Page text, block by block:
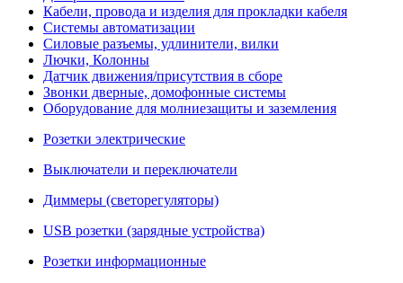
Кабели, провода и изделия для прокладки кабеля
Системы автоматизации
Силовые разъемы, удлинители, вилки
Лючки, Колонны
Датчик движения/присутствия в сборе
Звонки дверные, домофонные системы
Оборудование для молниезащиты и заземления
Розетки электрические
Выключатели и переключатели
Диммеры (светорегуляторы)
USB розетки (зарядные устройства)
Розетки информационные